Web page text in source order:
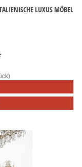
LUXUS MÖBEL